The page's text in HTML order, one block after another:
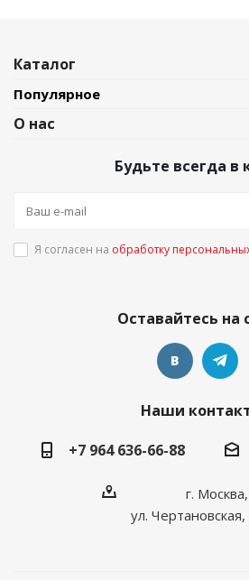
Каталог
Популярное
О нас
Будьте всегда в
Я согласен на обработку
Оставайтесь на
Наши
+7 964 636-66-88
г. Москва,
ул.